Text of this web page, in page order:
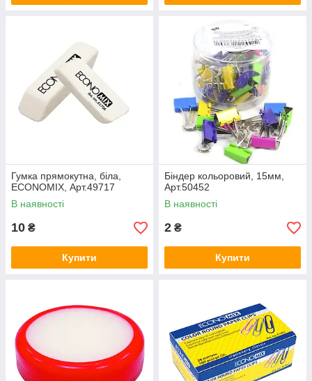
Гумка прямокутна, біла,
ECONOMIX, Арт.49717
В наявності
10 ₴
Купити
Біндер кольоровий, 15мм,
Арт.50452
В наявності
2 ₴
Купити